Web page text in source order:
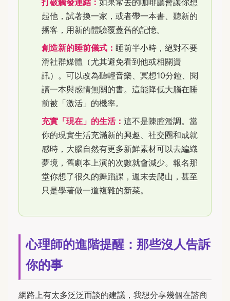
打破觸發連結： 如果常去的咖啡廳會讓你想
起他，試著換一家，或者帶一本書、聽新的
播客，用新的體驗覆蓋舊的記憶。
創造新的睡前儀式： 睡前半小時，絕對不要
滑社群媒體（尤其避免看到他或相關資
訊）。可以改為聽輕音樂、冥想10分鐘、閱
讀一本與感情無關的書。這能降低大腦在睡
前被「激活」的機率。
充實「現在」的生活： 這不是陳腔濫調。當
你的現實生活充滿新的興趣、社交圈和成就
感時，大腦自然有更多新鮮素材可以去編織
夢境，舊劇本上演的次數就會減少。報名那
堂你想了很久的舞蹈課，週末去爬山，甚至
只是學著做一道複雜的新菜。
心理師的進階提醒：那些沒人告訴
你的事
網路上有太多泛泛而談的建議，我想分享幾個在諮商